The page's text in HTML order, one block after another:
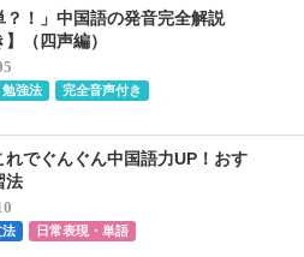
？！」中国語の発音完全解説
】（四声編）
勉強法 完全音声付き
れでぐんぐん中国語力UP！おす
法
法 日常表現・単語